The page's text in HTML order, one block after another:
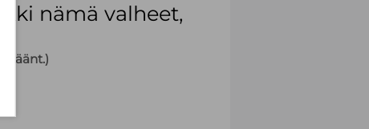
nämä valheet,